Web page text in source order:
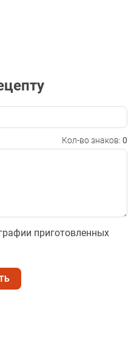
Кол-во знаков: 0
приготовленных